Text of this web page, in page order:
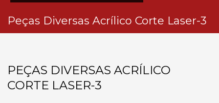
Peças Diversas Acrílico Corte Laser-3
PEÇAS DIVERSAS ACRÍLICO
CORTE LASER-3